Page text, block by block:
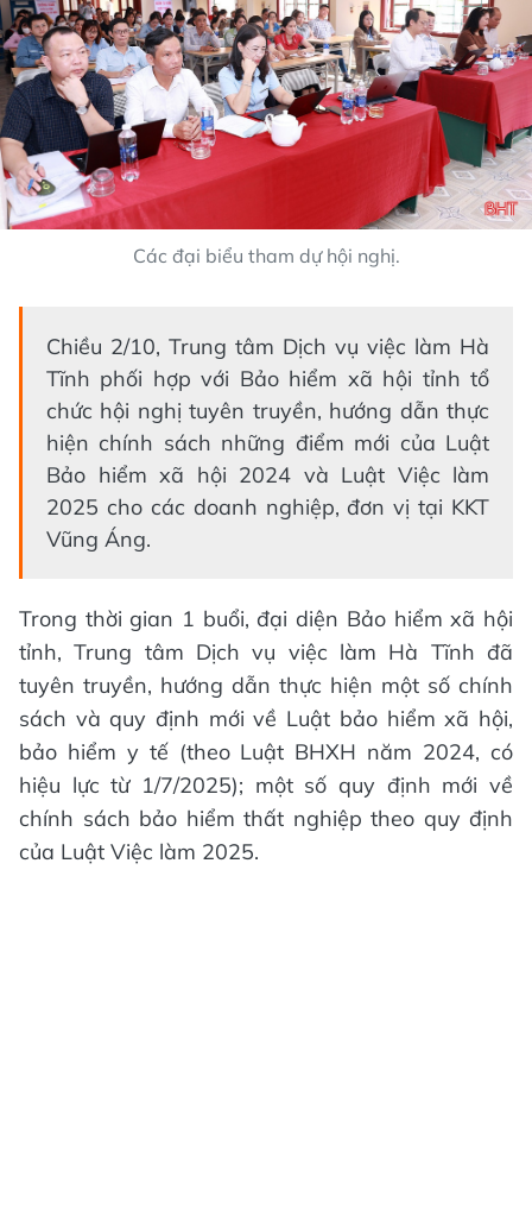
Các đại biểu tham dự hội nghị.
Chiều 2/10, Trung tâm Dịch vụ việc làm Hà
Tĩnh phối hợp với Bảo hiểm xã hội tỉnh tổ
chức hội nghị tuyên truyền, hướng dẫn thực
hiện chính sách những điểm mới của Luật
Bảo hiểm xã hội 2024 và Luật Việc làm
2025 cho các doanh nghiệp, đơn vị tại KKT
Vũng Áng.
Trong thời gian 1 buổi, đại diện Bảo hiểm xã hội
tỉnh, Trung tâm Dịch vụ việc làm Hà Tĩnh đã
tuyên truyền, hướng dẫn thực hiện một số chính
sách và quy định mới về Luật bảo hiểm xã hội,
bảo hiểm y tế (theo Luật BHXH năm 2024, có
hiệu lực từ 1/7/2025); một số quy định mới về
chính sách bảo hiểm thất nghiệp theo quy định
của Luật Việc làm 2025.